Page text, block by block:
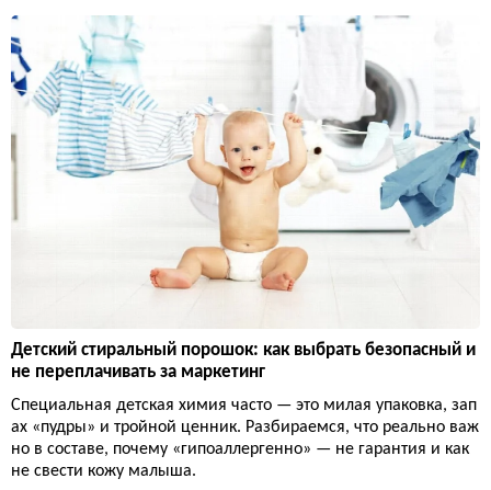
Детский стиральный порошок: как выбрать безопасный и
не переплачивать за маркетинг
Специальная детская химия часто — это милая упаковка, зап
ах «пудры» и тройной ценник. Разбираемся, что реально важ
но в составе, почему «гипоаллергенно» — не гарантия и как
не свести кожу малыша.